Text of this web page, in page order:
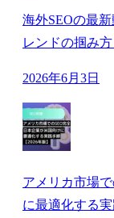
海外SEOの最
レンドの掴み方
2026年6月3日
アメリカ市場
に最適化する実